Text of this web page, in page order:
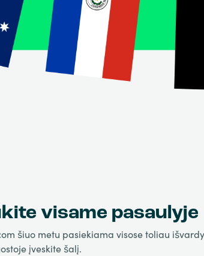
visame pasaulyje
šiuo metu pasiekiama visose toliau
įveskite šalį.